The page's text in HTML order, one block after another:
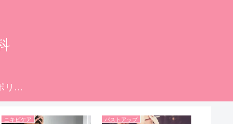
プライバシーポリシー
ニキビケア バストアップ